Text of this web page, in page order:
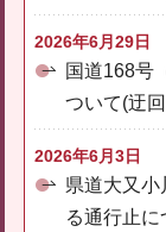
2026年6月29日
国道168号
ついて(迂
2026年6月3日
県道大又小
る通行止に